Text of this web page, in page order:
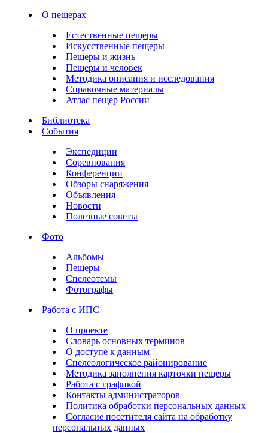
О пещерах
Естественные пещеры
Искусственные пещеры
Пещеры и жизнь
Пещеры и человек
Методика описания и исследования
Справочные материалы
Атлас пещер России
Библиотека
События
Экспедиции
Соревнования
Конференции
Обзоры снаряжения
Объявления
Новости
Полезные советы
Фото
Альбомы
Пещеры
Спелеотемы
Фотографы
Работа с ИПС
О проекте
Словарь основных терминов
О доступе к данным
Спелеологическое районирование
Методика заполнения карточки пещеры
Работа с графикой
Контакты администраторов
Политика обработки персональных данных
Согласие посетителя сайта на обработку
персональных данных